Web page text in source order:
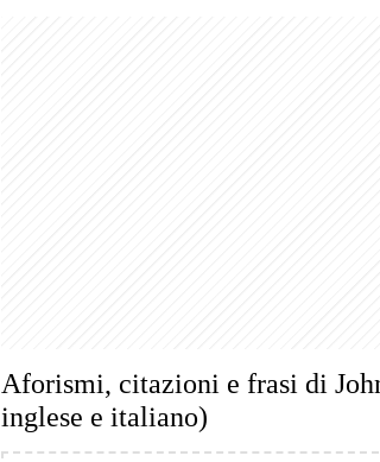
Aforismi, citazioni e frasi di
inglese e italiano)